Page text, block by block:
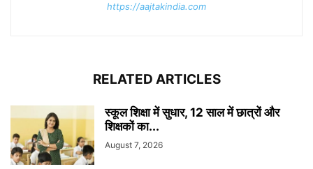
https://aajtakindia.com
RELATED ARTICLES
स्कूल शिक्षा में सुधार, 12 साल में छात्रों और
शिक्षकों का...
August 7, 2026